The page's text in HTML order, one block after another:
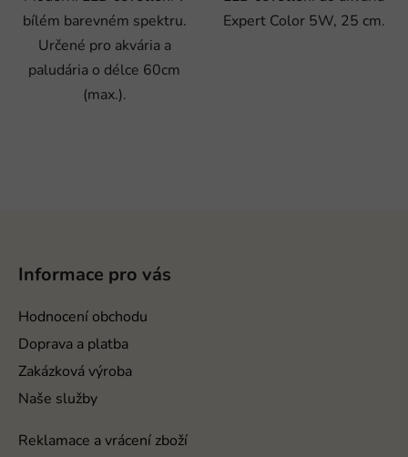
bílém barevném spektru.
Určené pro akvária a
paludária o délce 60cm
(max.).
Expert Color 5W, 25 cm.
Informace pro vás
Hodnocení obchodu
Doprava a platba
Zakázková výroba
Naše služby
Reklamace a vrácení zboží